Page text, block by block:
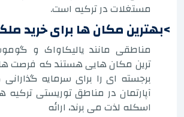
مستغلات در ترکیه است.
>بهترین مکان ها برای خرید
مناطقی مانند یالیکاواک و
ترین مکان هایی هستند که فرصت
برجسته ای را برای سرمایه
آپارتمان در مناطق توریستی ترکیه
اسکله لذت می برند، ارائه